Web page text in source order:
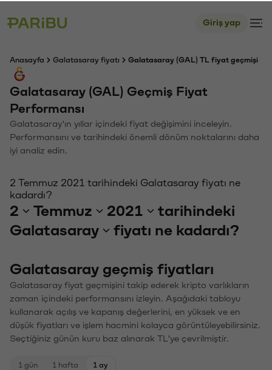
Giriş yap
Anasayfa Galatasaray fiyatı Galatasaray (GAL) TL fiyat geçmişi
Galatasaray (GAL) Geçmiş Fiyat
Performansı
Galatasaray'ın yıllar içindeki fiyat değişimini inceleyin.
Performansını ve tarihindeki önemli dönüm noktalarını daha
iyi analiz edin.
2 Temmuz 2021 tarihindeki Galatasaray fiyatı ne
kadardı?
2 Temmuz 2021
tarihindeki
Galatasaray
fiyatı ne kadardı?
Galatasaray geçmiş fiyatları
Galatasaray fiyat geçmişini takip ederek kripto varlıkların
zaman içindeki performansını izleyin. Aşağıdaki tabloyu
kullanarak açılış ve kapanış değerlerini, en yüksek ve en
düşük fiyatları ve işlem hacmini kolayca görüntüleyebilirsiniz.
Seçtiğiniz günün kuru baz alınarak TL'ye çevrilmiştir.
1 gün 1 hafta 1 ay